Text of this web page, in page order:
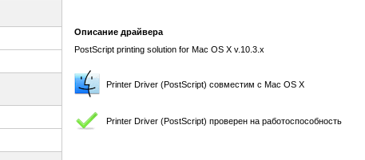
Описание драйвера
PostScript printing solution for Mac OS X v.10.3.x
Printer Driver (PostScript) совместим с Mac OS X
Printer Driver (PostScript) проверен на работоспособность